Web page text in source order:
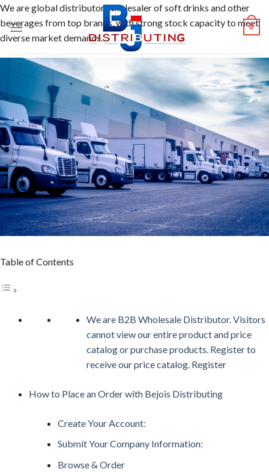
Skip
to
content
0
We are global distributor, wholesaler of soft drinks and other
beverages from top brands, with strong stock capacity to meet
diverse market demands.
Table of Contents
We are B2B Wholesale Distributor. Visitors
cannot view our entire product and price
catalog or purchase products. Register to
receive our price catalog. Register
How to Place an Order with Bejois Distributing
Create Your Account:
Submit Your Company Information:
Browse & Order